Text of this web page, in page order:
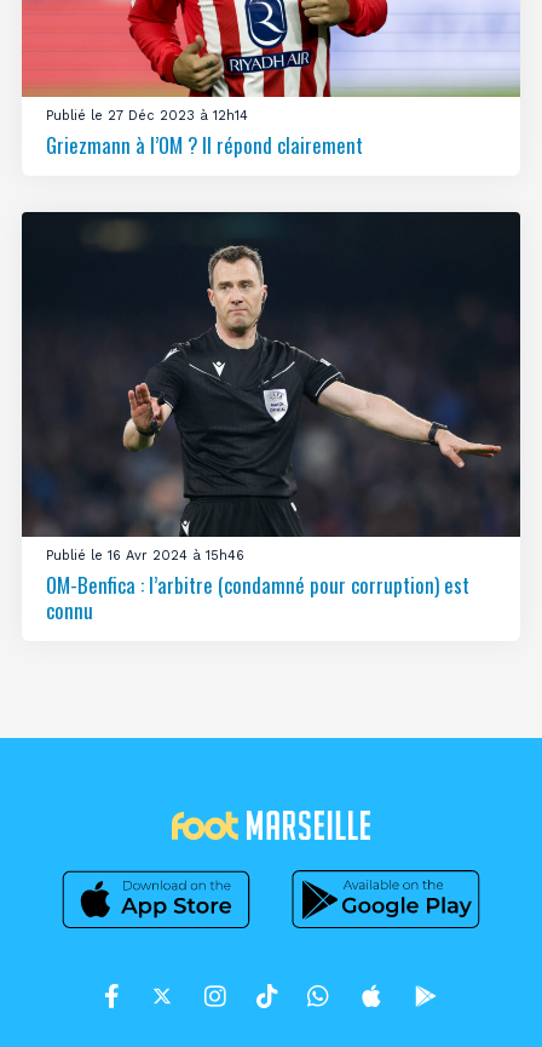
Publié le 27 Déc 2023 à 12h14
Griezmann à l’OM ? Il répond clairement
Publié le 16 Avr 2024 à 15h46
OM-Benfica : l’arbitre (condamné pour corruption) est
connu